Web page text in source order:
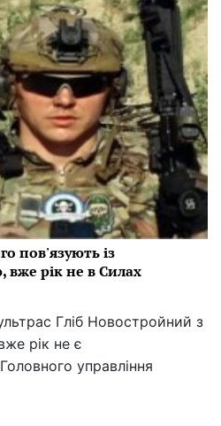
пов'язують із
рік не в Силах
Гліб Новостройний з
рік не є
управління